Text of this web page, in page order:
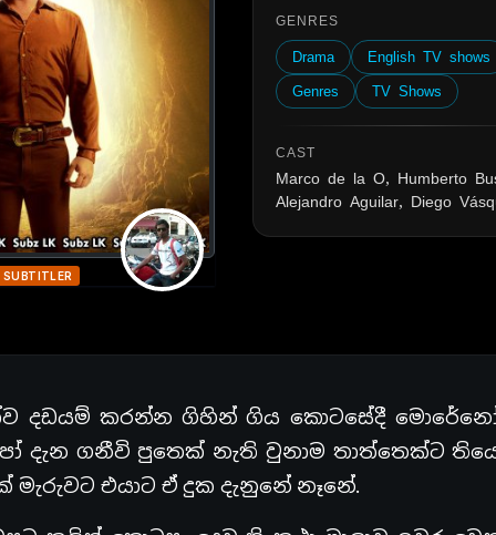
SUBTITLER
GENRES
Drama
English TV shows
Genres
TV Shows
CAST
Marco de la O, Humberto
Alejandro Aguilar, Diego
දඩයම් කරන්න ගිහින් ගිය කොටසේදී
දැන ගනීවි පුතෙක් නැති වුනාම තාත්තෙක්ට
එයාට ඒ දුක දැනුනේ නෑනේ.